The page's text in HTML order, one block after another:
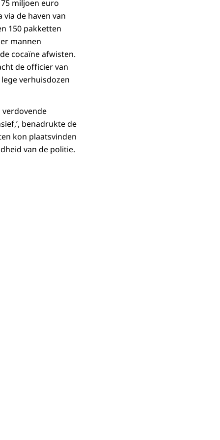
miljoen euro
de haven van
150 pakketten
mannen
cocaïne afwisten.
de officier van
verhuisdozen
verdovende
benadrukte de
kon plaatsvinden
van de politie.